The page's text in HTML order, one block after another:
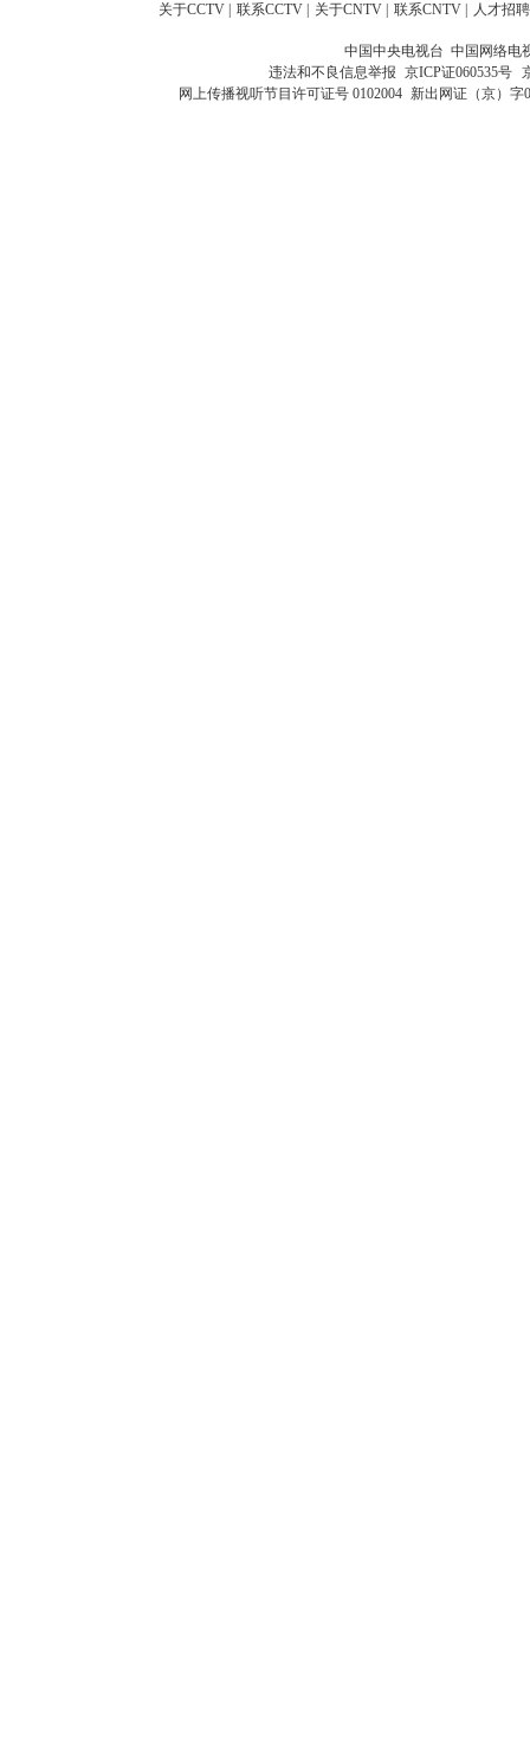
关于CCTV 联系CCTV 关于CNTV 联系CNTV 人才招聘
中国中央电视台 中国网络电
违法和不良信息举报 京ICP证060535号
网上传播视听节目许可证号 0102004 新出网证（京）